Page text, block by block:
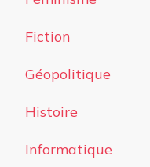
Fiction
Géopolitique
Histoire
Informatique